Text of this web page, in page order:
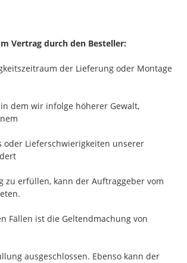
Vertrag durch den Besteller:
der Lieferung oder Montage
dem wir infolge höherer Gewalt,
oder Lieferschwierigkeiten unserer
zu erfüllen, kann der Auftraggeber vom
Fällen ist die Geltendmachung von
ausgeschlossen. Ebenso kann der